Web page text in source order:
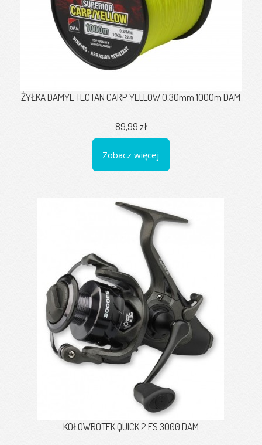
ŻYŁKA DAMYL TECTAN CARP YELLOW 0,30mm 1000m DAM
89,99 zł
Zobacz więcej
KOŁOWROTEK QUICK 2 FS 3000 DAM